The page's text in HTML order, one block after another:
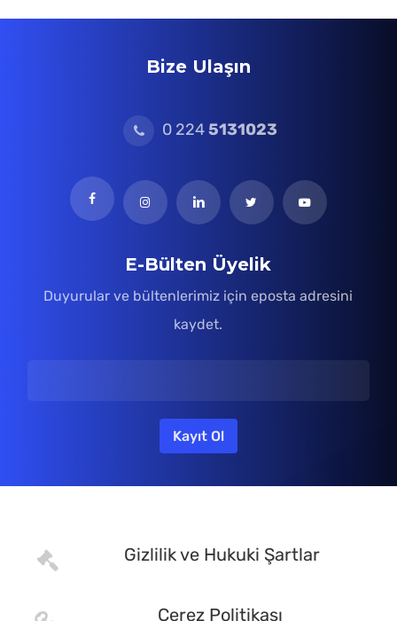
Bize Ulaşın
0 2245131023
E-Bülten Üyelik
Duyurular ve bültenlerimiz için eposta adresini
kaydet.
Gizlilik ve Hukuki Şartlar
Çerez Politikası